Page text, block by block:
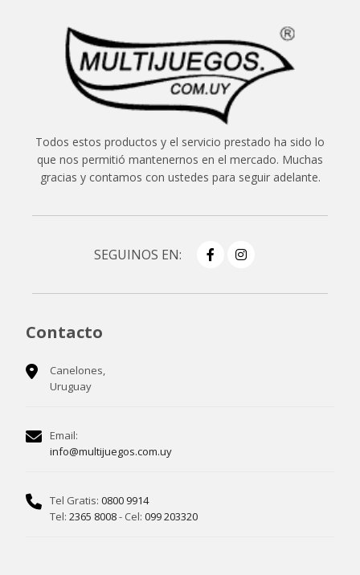
Todos estos productos y el servicio prestado ha sido lo
que nos permitió mantenernos en el mercado. Muchas
gracias y contamos con ustedes para seguir adelante.
SEGUINOS EN:
Contacto
Canelones,
Uruguay
Email:
info@multijuegos.com.uy
Tel Gratis: 0800 9914
Tel: 2365 8008- Cel: 099 203320